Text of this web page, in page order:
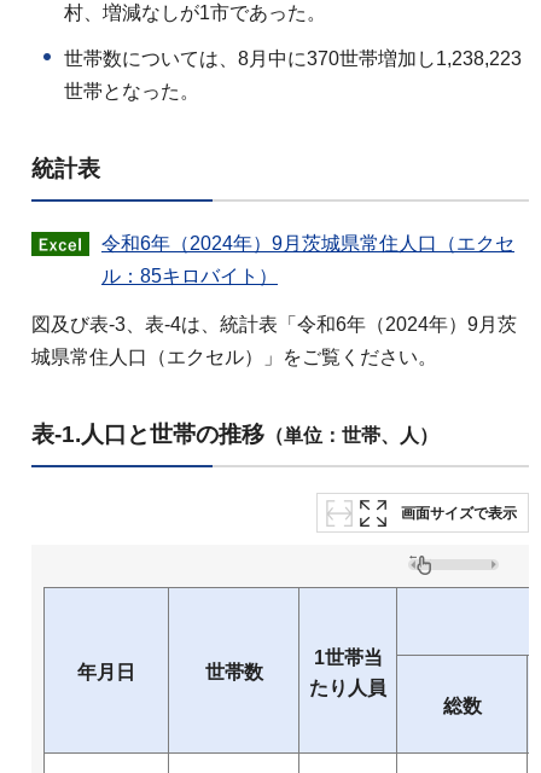
村、増減なしが1市であった。
世帯数については、8月中に370世帯増加し1,238,223
世帯となった。
統計表
令和6年（2024年）9月茨城県常住人口（エクセ
ル：85キロバイト）
図及び表-3、表-4は、統計表「令和6年（2024年）9月茨
城県常住人口（エクセル）」をご覧ください。
表-1.人口と世帯の推移 （単位：世帯、人）
画面サイズで表示
年月日 世帯数
1世帯当
たり人員
総数